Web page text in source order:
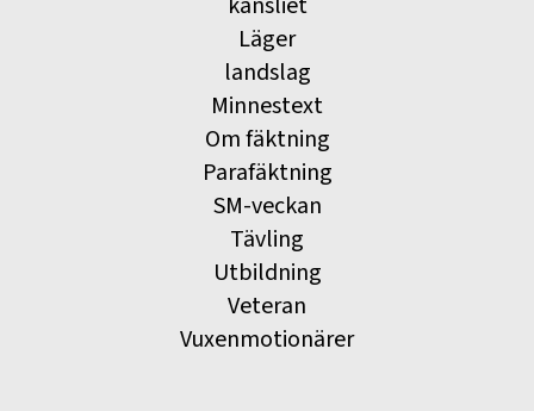
Läger
landslag
Minnestext
Om fäktning
Parafäktning
SM-veckan
Tävling
Utbildning
Veteran
Vuxenmotionärer